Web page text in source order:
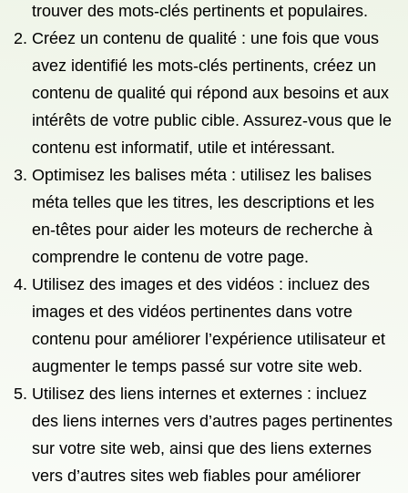
trouver des mots-clés pertinents et populaires.
Créez un contenu de qualité : une fois que vous
avez identifié les mots-clés pertinents, créez un
contenu de qualité qui répond aux besoins et aux
intérêts de votre public cible. Assurez-vous que le
contenu est informatif, utile et intéressant.
Optimisez les balises méta : utilisez les balises
méta telles que les titres, les descriptions et les
en-têtes pour aider les moteurs de recherche à
comprendre le contenu de votre page.
Utilisez des images et des vidéos : incluez des
images et des vidéos pertinentes dans votre
contenu pour améliorer l’expérience utilisateur et
augmenter le temps passé sur votre site web.
Utilisez des liens internes et externes : incluez
des liens internes vers d’autres pages pertinentes
sur votre site web, ainsi que des liens externes
vers d’autres sites web fiables pour améliorer